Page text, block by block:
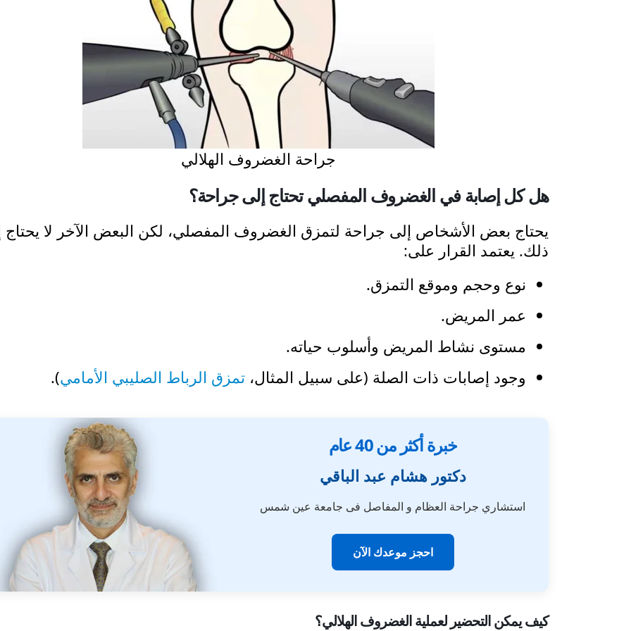
جراحة الغضروف الهلالي
هل كل إصابة في الغضروف المفصلي تحتاج إلى جراحة؟
يحتاج بعض الأشخاص إلى جراحة لتمزق الغضروف المفصلي، لكن البعض الآخر لا يحتاج
ذلك. يعتمد القرار على:
نوع وحجم وموقع التمزق.
عمر المريض.
مستوى نشاط المريض وأسلوب حياته.
وجود إصابات ذات الصلة (على سبيل المثال، تمزق الرباط الصليبي الأمامي).
خبرة أكثر من 40 عام
دكتور هشام عبد الباقي
استشاري جراحة العظام و المفاصل فى جامعة عين شمس
احجز موعدك الآن
كيف يمكن التحضير لعملية الغضروف الهلالي؟